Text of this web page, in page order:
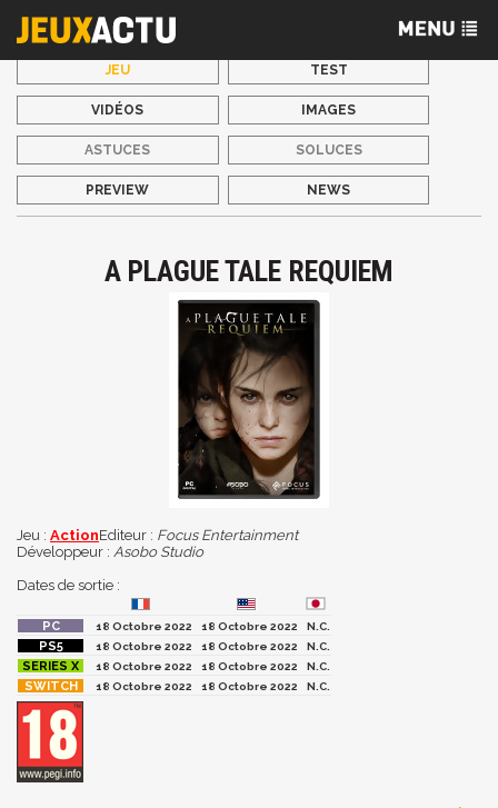
JEU TEST
VIDÉOS IMAGES
ASTUCES SOLUCES
PREVIEW NEWS
A PLAGUE TALE REQUIEM
Jeu : ActionEditeur : Focus Entertainment
Développeur : Asobo Studio
Dates de sortie :
18 Octobre 2022 18 Octobre 2022
N.C.
18 Octobre 2022
18 Octobre 2022
N.C.
18 Octobre 2022
18 Octobre 2022
N.C.
18 Octobre 2022
18 Octobre 2022 N.C.